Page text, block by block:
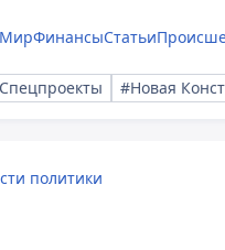
МирФинансыСтатьи
#Новая
политики